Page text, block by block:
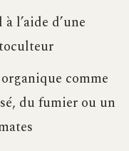
l’aide d’une
comme
du fumier ou un